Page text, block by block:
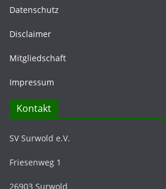
Datenschutz
Disclaimer
Mitgliedschaft
Impressum
Kontakt
SV Surwold e.V.
Friesenweg 1
26903 Surwold